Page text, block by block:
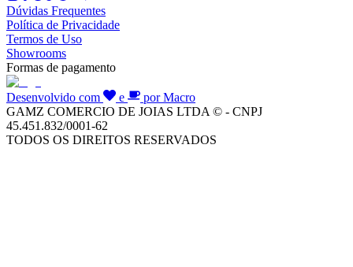
Dúvidas Frequentes
Política de Privacidade
Termos de Uso
Showrooms
Formas de pagamento
Desenvolvido com e
por Macro
GAMZ COMERCIO DE JOIAS LTDA © - CNPJ
45.451.832/0001-62
TODOS OS DIREITOS RESERVADOS